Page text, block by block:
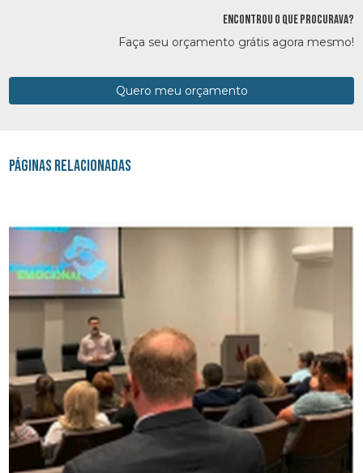
ENCONTROU O QUE PROCURAVA?
Faça seu orçamento grátis agora mesmo!
Quero meu orçamento
Páginas Relacionadas